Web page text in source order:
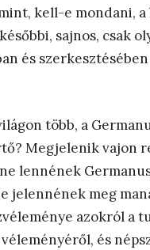
kell-e mondani,
sajnos, csak
és
több, a
Megjelenik vajon
lennének
jelennének meg
azokról a
és